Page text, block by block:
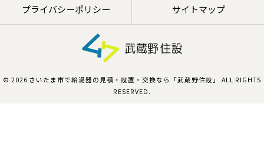
プライバシーポリシー サイトマップ
© 2026 さいたま市で給湯器の見積・設置・交換なら「武蔵野住設」 ALL RIGHTS
RESERVED.